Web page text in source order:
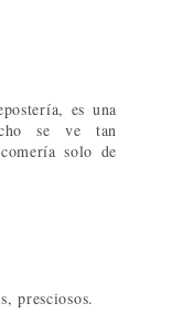
es una
se ve tan
solo de
presciosos.